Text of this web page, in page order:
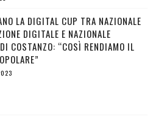
LA DIGITAL CUP TRA NAZIONALE
DIGITALE E NAZIONALE
COSTANZO: “COSÌ RENDIAMO IL